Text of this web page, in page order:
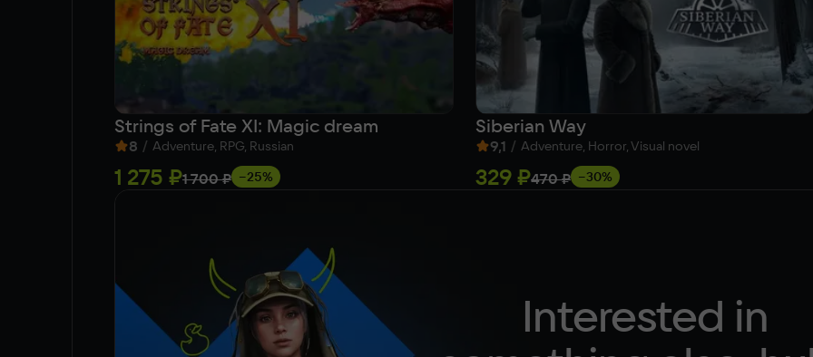
Strings of Fate XI: Magic dream
8 / Adventure, RPG, Russian
1 275 ₽1 700 ₽ −25%
Siberian Way
9,1 / Adventure, Horror, Visual novel
329 ₽470 ₽ −30%
Interested in